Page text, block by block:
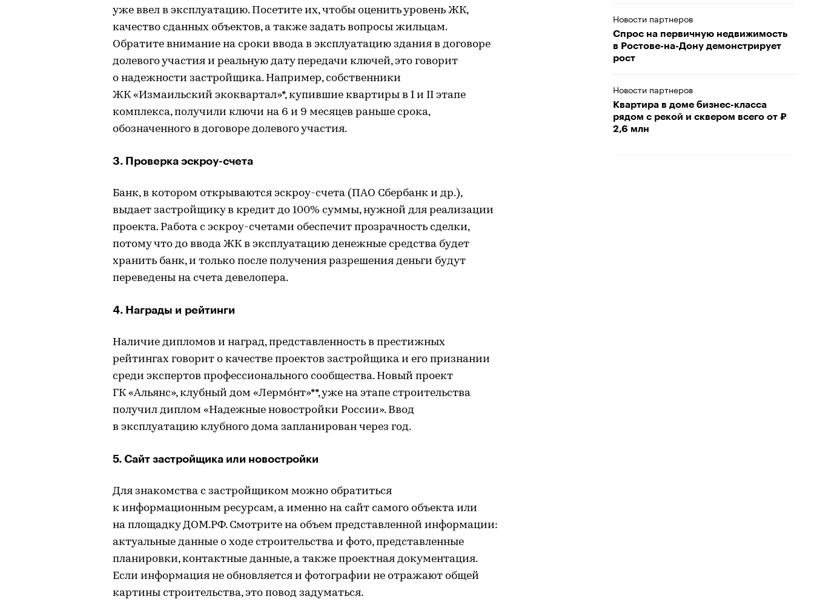
уже ввел в эксплуатацию. Посетите их, чтобы оценить уровень ЖК,
качество сданных объектов, а также задать вопросы жильцам.
Обратите внимание на сроки ввода в эксплуатацию здания в договоре
долевого участия и реальную дату передачи ключей, это говорит
о надежности застройщика. Например, собственники
ЖК «Измаильский экоквартал»*, купившие квартиры в I и II этапе
комплекса, получили ключи на 6 и 9 месяцев раньше срока,
обозначенного в договоре долевого участия.
3. Проверка эскроу-счета
Банк, в котором открываются эскроу-счета (ПАО Сбербанк и др.),
выдает застройщику в кредит до 100% суммы, нужной для реализации
проекта. Работа с эскроу-счетами обеспечит прозрачность сделки,
потому что до ввода ЖК в эксплуатацию денежные средства будет
хранить банк, и только после получения разрешения деньги будут
переведены на счета девелопера.
4. Награды и рейтинги
Наличие дипломов и наград, представленность в престижных
рейтингах говорит о качестве проектов застройщика и его признании
среди экспертов профессионального сообщества. Новый проект
ГК «Альянс», клубный дом «Лермóнт»**, уже на этапе строительства
получил диплом «Надежные новостройки России». Ввод
в эксплуатацию клубного дома запланирован через год.
5. Сайт застройщика или новостройки
Для знакомства с застройщиком можно обратиться
к информационным ресурсам, а именно на сайт самого объекта или
на площадку ДОМ.РФ. Смотрите на объем представленной информации:
актуальные данные о ходе строительства и фото, представленные
планировки, контактные данные, а также проектная документация.
Если информация не обновляется и фотографии не отражают общей
картины строительства, это повод задуматься.
Новости партнеров
Спрос на первичную недвижимость
в Ростове-на-Дону демонстрирует
рост
Новости партнеров
Квартира в доме бизнес-класса
рядом с рекой и сквером всего от ₽
2,6 млн